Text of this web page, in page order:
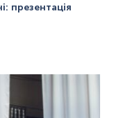
презентація